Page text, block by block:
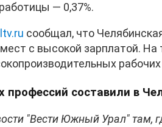
— 0,37%.
сообщал, что
с высокой зарплатой.
профессий составили в
"Вести Южный Урал" там,